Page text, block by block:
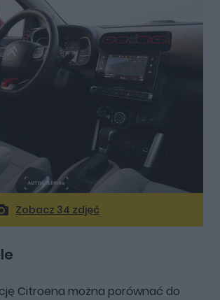
Zobacz 34 zdjęć
Citroena można porównać do